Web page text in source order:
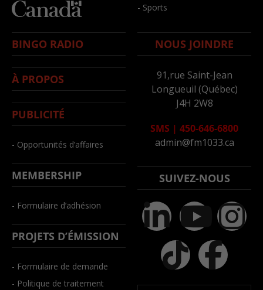
- Sports
BINGO RADIO
À PROPOS
PUBLICITÉ
- Opportunités d’affaires
MEMBERSHIP
- Formulaire d’adhésion
PROJETS D’ÉMISSION
- Formulaire de demande
- Politique de traitement
NOUS JOINDRE
91,rue Saint-Jean
Longueuil (Québec)
J4H 2W8
SMS | 450-646-6800
admin@fm1033.ca
SUIVEZ-NOUS